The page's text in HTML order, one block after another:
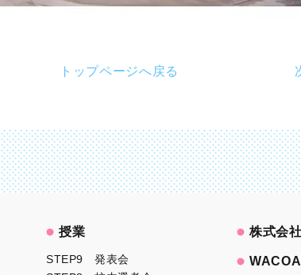
トップページへ戻る
授業
STEP9 発表会
株式会